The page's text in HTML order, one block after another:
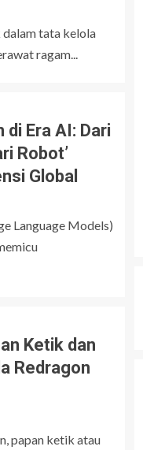
dalam tata kelola
ragam...
Era AI: Dari
Robot’
Global
Language Models)
Ketik dan
Redragon
papan ketik atau